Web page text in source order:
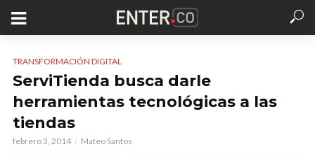
TRANSFORMACIÓN DIGITAL
ServiTienda busca darle
herramientas tecnológicas a las
tiendas
febrero 3, 2014 Mateo Santos